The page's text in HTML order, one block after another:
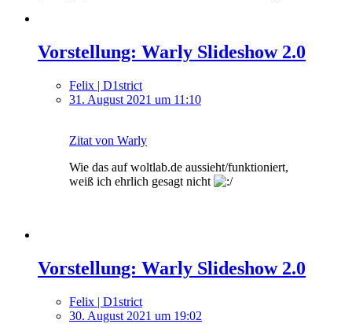
Vorstellung: Warly Slideshow 2.0
Felix | D1strict
31. August 2021 um 11:10
Zitat von Warly
Wie das auf woltlab.de aussieht/funktioniert,
weiß ich ehrlich gesagt nicht
Vorstellung: Warly Slideshow 2.0
Felix | D1strict
30. August 2021 um 19:02